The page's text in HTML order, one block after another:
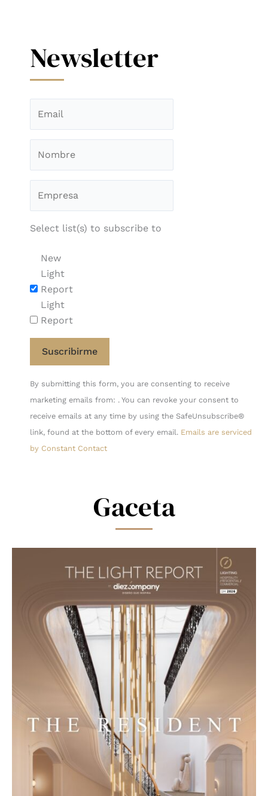
Newsletter
Select list(s) to subscribe to
New
Light
Report
Light
Report
Constant
Contact
Use.
Please
leave
By submitting this form, you are consenting to receive
marketing emails from: . You can revoke your consent to
receive emails at any time by using the SafeUnsubscribe®
link, found at the bottom of every email. Emails are serviced
by Constant Contact
Gaceta